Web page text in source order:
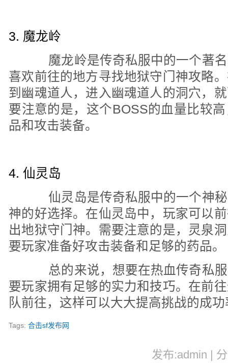
3. 魔龙岭
魔龙岭是传奇私服中的一个著名
喜欢前往的地方寻找地狱守门神攻略
到幽魂道人，进入幽魂道人的洞穴，
要注意的是，这个BOSS的血量比较
品和攻击装备。
4. 仙灵岛
仙灵岛是传奇私服中的一个神秘
神的好选择。在仙灵岛中，玩家可以
出地狱守门神。需要注意的是，灵泉
要玩家准备好攻击装备和足够的药品。
总的来说，想要在热血传奇私服
要玩家拥有足够的实力和技巧。在前
队前往，这样可以大大提高挑战的成
Tags:合击sf发布网
发布:admin |